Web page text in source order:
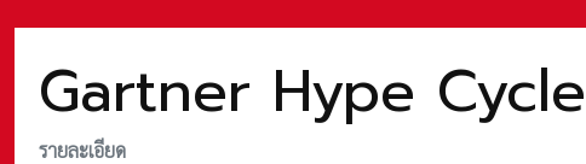
Gartner Hype
รายละเอียด